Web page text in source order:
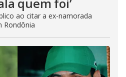
quem foi’
ao citar a ex-namorada
Rondônia